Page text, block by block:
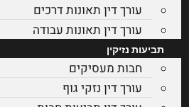
עורך דין תאונות דרכים
עורך דין תאונות עבודה
תביעות נזיקין
חבות מעסיקים
עורך דין נזקי גוף